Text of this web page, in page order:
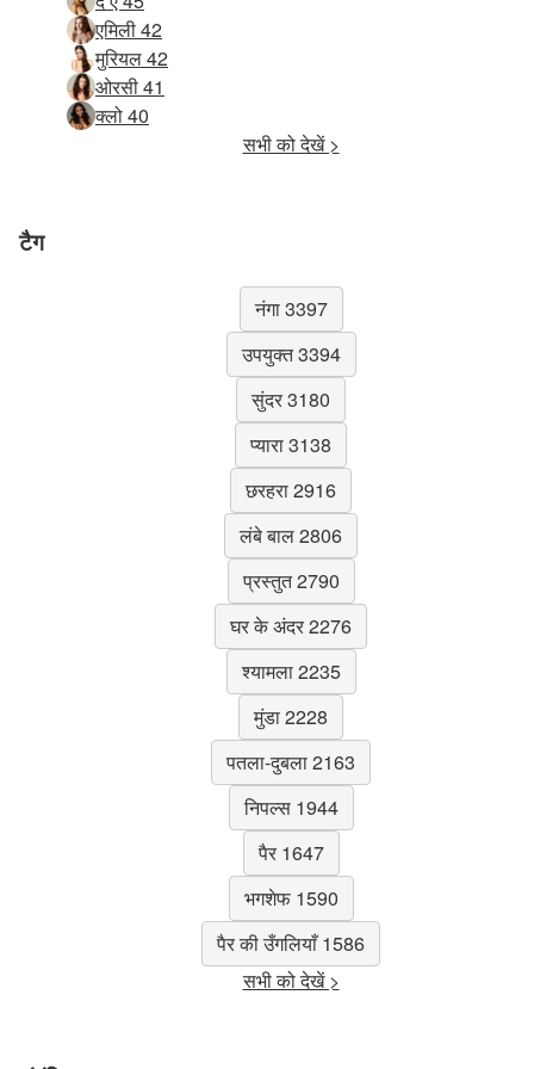
एमिली 42
मुरियल 42
ओरसी 41
क्लो 40
सभी को देखें >
टैग
नंगा 3397
उपयुक्त 3394
सुंदर 3180
प्यारा 3138
छरहरा 2916
लंबे बाल 2806
प्रस्तुत 2790
घर के अंदर 2276
श्यामला 2235
मुंडा 2228
पतला-दुबला 2163
निपल्स 1944
पैर 1647
भगशेफ 1590
पैर की उँगलियाँ 1586
सभी को देखें >